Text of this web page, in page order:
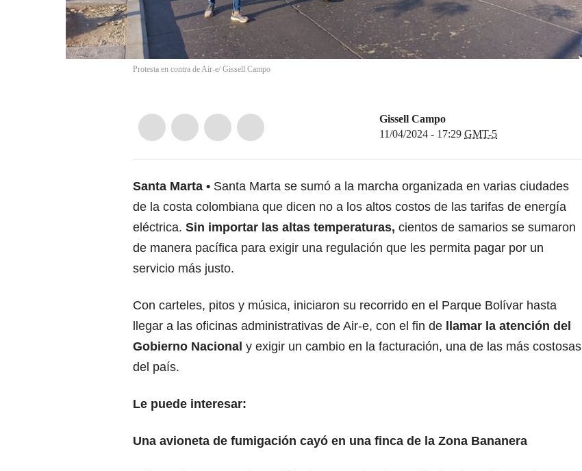
Protesta en contra de Air-e/ Gissell Campo
Gissell Campo
11/04/2024 - 17:29 GMT-5
Santa Marta
Santa Marta se sumó a la marcha organizada en varias ciudades
de la costa colombiana que dicen no a los altos costos de las tarifas de energía
eléctrica. Sin importar las altas temperaturas, cientos de samarios se sumaron
de manera pacífica para exigir una regulación que les permita pagar por un
servicio más justo.
Con carteles, pitos y música, iniciaron su recorrido en el Parque Bolívar hasta
llegar a las oficinas administrativas de Air-e, con el fin de llamar la atención del
Gobierno Nacional y exigir un cambio en la facturación, una de las más costosas
del país.
Le puede interesar:
Una avioneta de fumigación cayó en una finca de la Zona Bananera